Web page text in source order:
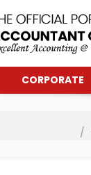
CORPORATE